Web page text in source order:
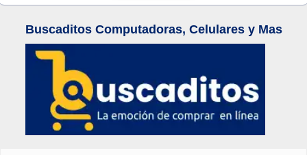
Buscaditos Computadoras, Celulares y Mas